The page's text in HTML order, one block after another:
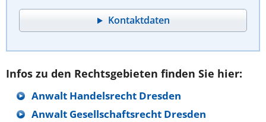
Kontaktdaten
Infos zu den Rechtsgebieten finden Sie hier:
Anwalt Handelsrecht Dresden
Anwalt Gesellschaftsrecht Dresden